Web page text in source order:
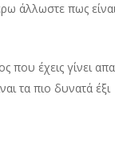
άλλωστε πως
που έχεις γίνει
τα πιο δυνατά έξι